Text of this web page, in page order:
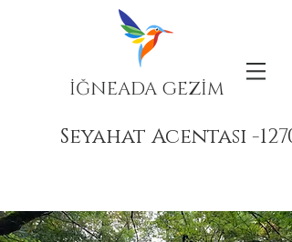
İĞNEADA GEZİM
Seyahat Acentası -